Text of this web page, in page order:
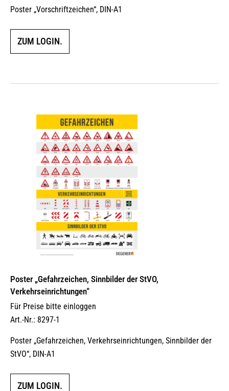
Poster „Vorschriftzeichen“, DIN-A1
ZUM LOGIN.
Poster „Gefahrzeichen, Sinnbilder der StVO,
Verkehrseinrichtungen“
Für Preise bitte einloggen
Art.-Nr.: 8297-1
Poster „Gefahrzeichen, Verkehrseinrichtungen, Sinnbilder der
StVO“, DIN-A1
ZUM LOGIN.